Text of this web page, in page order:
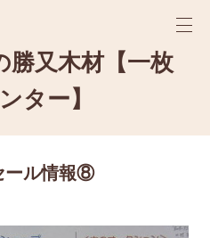
勝又木材【一枚
ター】
ール情報⑧